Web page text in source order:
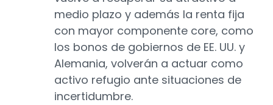
medio plazo y además la renta fija
con mayor componente core, como
los bonos de gobiernos de EE. UU. y
Alemania, volverán a actuar como
activo refugio ante situaciones de
incertidumbre.